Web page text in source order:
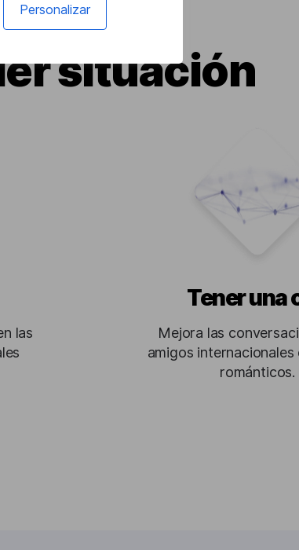
Personalizar
situación
las
Tener una
Mejora las
amigos internacionales
románticos.